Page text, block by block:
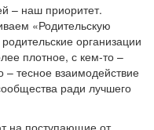
– наш приоритет.
«Родительскую
организации
плотное, с кем-то –
тесное взаимодействие
ради лучшего
на поступающие от